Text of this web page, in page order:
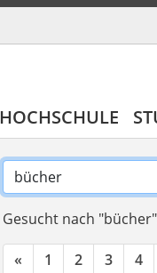
HOCHSCHULE
Gesucht nach
« 1 2 3 4